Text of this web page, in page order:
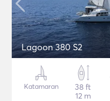
Lagoon 380 S2
Katamaran
38 ft
12 m